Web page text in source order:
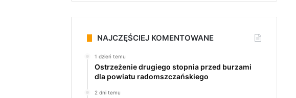
NAJCZĘŚCIEJ KOMENTOWANE
1 dzień temu
Ostrzeżenie drugiego stopnia przed burzami
dla powiatu radomszczańskiego
2 dni temu